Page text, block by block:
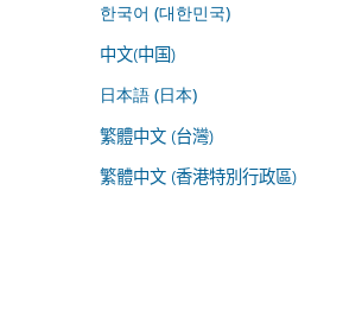
한국어 (대한민국)
中文(中国)
日本語 (日本)
繁體中文 (台灣)
繁體中文 (香港特別行政區)